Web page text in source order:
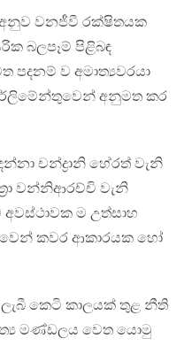
වනජීවී රක්ෂිතයක
බලපෑම් පිළිබඳ
පදනම් ව අමාත්‍යවරයා
අනුමත කර
චන්ද්‍රානි හේරත් වැනි
වන්නිආරච්චි වැනි
අවස්ථාවක ම උත්සාහ
කවර ආකාරයක හෝ
ලැබී කෙටි කාලයක් තුළ නීති
මණ්ඩලය වෙත යොමු